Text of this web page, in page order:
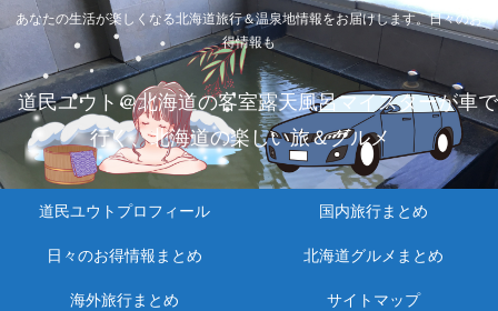
あなたの生活が楽しくなる北海道旅行＆温泉地情報をお届けします。日々のお
得情報も
道民ユウト＠北海道の客室露天風呂マイスターが車で
行く、北海道の楽しい旅＆グルメ
道民ユウトプロフィール 国内旅行まとめ
日々のお得情報まとめ 北海道グルメまとめ
海外旅行まとめ サイトマップ